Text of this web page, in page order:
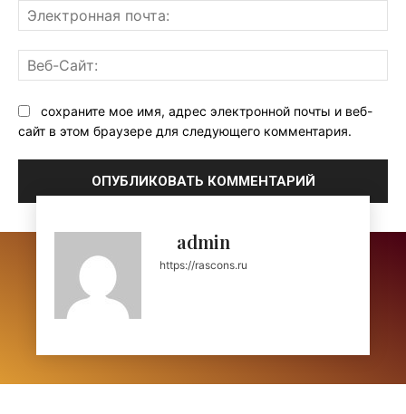
сохраните мое имя, адрес электронной почты и веб-
сайт в этом браузере для следующего комментария.
admin
https://rascons.ru